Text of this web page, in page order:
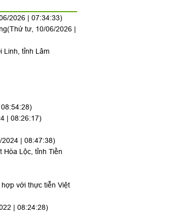
2026 | 07:34:33)
(Thứ tư, 10/06/2026 |
Linh, tỉnh Lâm
| 08:26:17)
| 08:47:38)
Hòa Lộc, tỉnh Tiền
với thực tiễn Việt
| 08:24:28)